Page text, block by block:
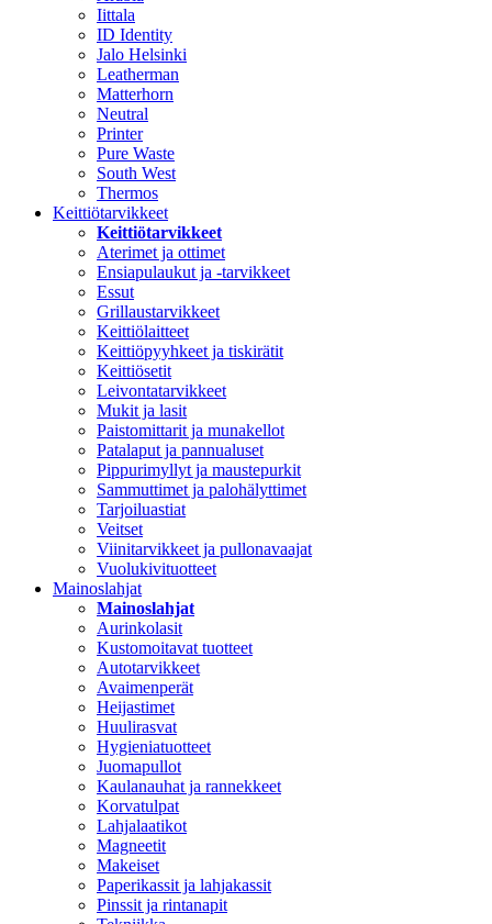
Iittala
ID Identity
Jalo Helsinki
Leatherman
Matterhorn
Neutral
Printer
Pure Waste
South West
Thermos
Keittiötarvikkeet
Keittiötarvikkeet
Aterimet ja ottimet
Ensiapulaukut ja -tarvikkeet
Essut
Grillaustarvikkeet
Keittiölaitteet
Keittiöpyyhkeet ja tiskirätit
Keittiösetit
Leivontatarvikkeet
Mukit ja lasit
Paistomittarit ja munakellot
Patalaput ja pannualuset
Pippurimyllyt ja maustepurkit
Sammuttimet ja palohälyttimet
Tarjoiluastiat
Veitset
Viinitarvikkeet ja pullonavaajat
Vuolukivituotteet
Mainoslahjat
Mainoslahjat
Aurinkolasit
Kustomoitavat tuotteet
Autotarvikkeet
Avaimenperät
Heijastimet
Huulirasvat
Hygieniatuotteet
Juomapullot
Kaulanauhat ja rannekkeet
Korvatulpat
Lahjalaatikot
Magneetit
Makeiset
Paperikassit ja lahjakassit
Pinssit ja rintanapit